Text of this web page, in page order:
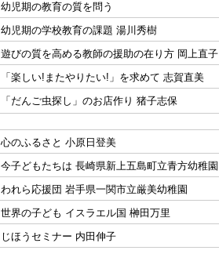
幼児期の教育の質を問う
幼児期の学校教育の課題 湯川秀樹
遊びの質を高める教師の援助の在り方 岡上直子
「楽しい!またやりたい!」を求めて 志賀直美
「だんご虫探し」のお店作り 猪子志保
心のふるさと 小原日登美
今子どもたちは 長崎県新上五島町立青方幼稚園
われら応援団 岩手県一関市立厳美幼稚園
世界の子ども イスラエル国 榊田万里
じほうセミナー 内田伸子